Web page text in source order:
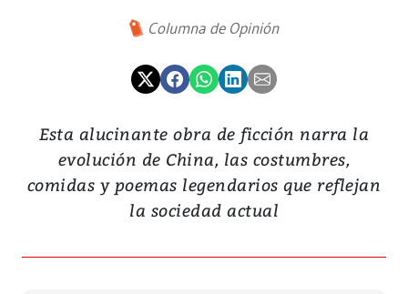
Columna de Opinión
Esta alucinante obra de ficción narra la
evolución de China, las costumbres,
comidas y poemas legendarios que reflejan
la sociedad actual